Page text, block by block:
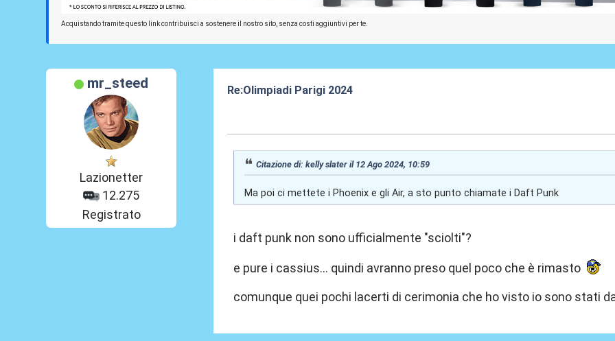
Acquistando tramite questo link contribuisci a sostenere il nostro sito, senza costi aggiuntivi per te.
mr_steed
Lazionetter
12.275
Registrato
Re:Olimpiadi Parigi 2024
Citazione di: kelly slater il 12 Ago 2024, 10:59
Ma poi ci mettete i Phoenix e gli Air, a sto punto chiamate i Daft Punk
i daft punk non sono ufficialmente "sciolti"?
e pure i cassius... quindi avranno preso quel poco che è rimasto
comunque quei pochi lacerti di cerimonia che ho visto io sono stati